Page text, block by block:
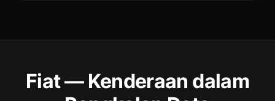
Fiat — Kenderaan dalam